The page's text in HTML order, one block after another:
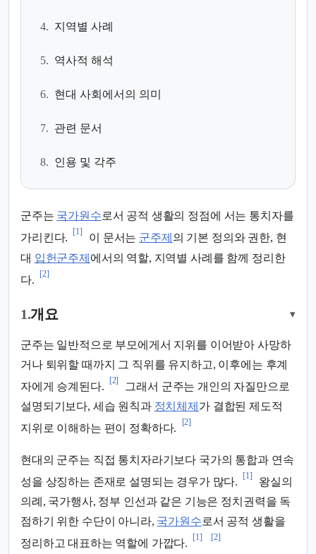
4. 지역별 사례
5. 역사적 해석
6. 현대 사회에서의 의미
7. 관련 문서
8. 인용 및 각주
군주는 국가원수로서 공적 생활의 정점에 서는 통치자를
가리킨다.
[1]
이 문서는 군주제 의 기본 정의와 권한, 현
대 입헌군주제 에서의 역할, 지역별 사례를 함께 정리한
다.
[2]
1.개요 ▾
군주는 일반적으로 부모에게서 지위를 이어받아 사망하
거나 퇴위할 때까지 그 직위를 유지하고, 이후에는 후계
자에게 승계된다.
[2]
그래서 군주는 개인의 자질만으로
설명되기보다, 세습 원칙과 정치체제 가 결합된 제도적
지위로 이해하는 편이 정확하다.
[2]
현대의 군주는 직접 통치자라기보다 국가의 통합과 연속
성을 상징하는 존재로 설명되는 경우가 많다.
[1]
왕실의
의례, 국가행사, 정부 인선과 같은 기능은 정치권력을 독
점하기 위한 수단이 아니라, 국가원수 로서 공적 생활을
정리하고 대표하는 역할에 가깝다.
[1] [2]